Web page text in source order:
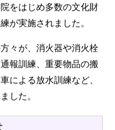
をはじめ多数の文化財
が実施されました。
々が、消火器や消火栓
報訓練、重要物品の搬
による放水訓練など、
した。